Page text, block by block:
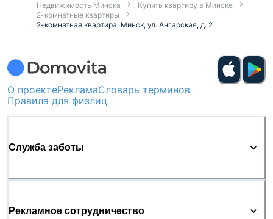
Недвижимость Минска
Купить квартиру в Минске
2-комнатные квартиры
2-комнатная квартира, Минск, ул. Ангарская, д. 2
О проектеРекламаСловарь терминов
Правила для физлиц
Служба заботы
Рекламное сотрудничество